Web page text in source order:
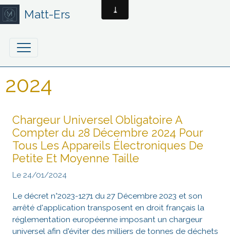
Matt-Ers
2024
Chargeur Universel Obligatoire A
Compter du 28 Décembre 2024 Pour
Tous Les Appareils Électroniques De
Petite Et Moyenne Taille
Le 24/01/2024
Le décret n°2023-1271 du 27 Décembre 2023 et son
arrêté d'application transposent en droit français la
réglementation européenne imposant un chargeur
universel afin d'éviter des milliers de tonnes de déchets